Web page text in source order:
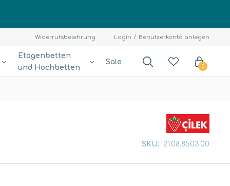
Widerrufsbelehrung Login Benutzerkonto anlegen
Etagenbetten
und Hochbetten
Sale
0
SKU: 21.08.8503.00